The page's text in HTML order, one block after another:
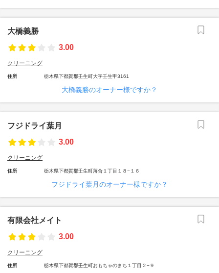
大橋義勝
3.00
クリーニング
住所 栃木県下都賀郡壬生町大字壬生甲3161
大橋義勝のオーナー様ですか？
フジドライ葉月
3.00
クリーニング
住所 栃木県下都賀郡壬生町落合１丁目１８−１６
フジドライ葉月のオーナー様ですか？
有限会社メイト
3.00
クリーニング
住所 栃木県下都賀郡壬生町おもちゃのまち１丁目２−９